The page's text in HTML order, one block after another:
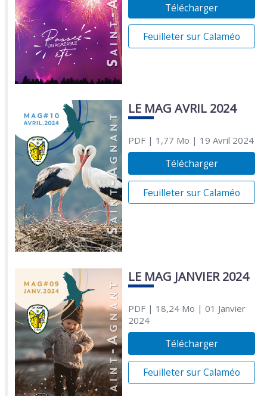
Télécharger
Feuilleter sur Calaméo
LE MAG AVRIL 2024
PDF| 1,77 Mo | 19 Avril 2024
Télécharger
Feuilleter sur Calaméo
LE MAG JANVIER 2024
PDF| 18,24 Mo | 01 Janvier
2024
Télécharger
Feuilleter sur Calaméo